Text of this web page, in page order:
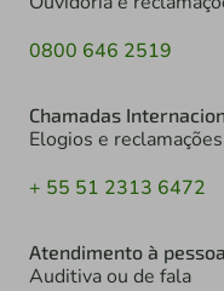
0800 646 2519
Chamadas
Elogios e reclamações
+ 55 51 2313 6472
Atendimento à
Auditiva ou de fala